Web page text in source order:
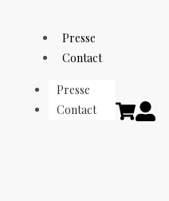
Presse
Contact
Presse
Contact